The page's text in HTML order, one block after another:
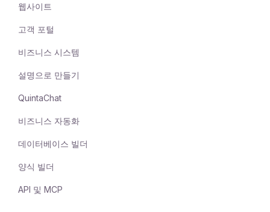
웹사이트
고객 포털
비즈니스 시스템
설명으로 만들기
QuintaChat
비즈니스 자동화
데이터베이스 빌더
양식 빌더
API 및 MCP